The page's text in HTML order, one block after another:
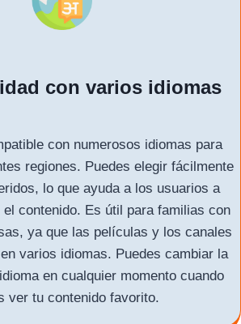
con varios idiomas
con numerosos idiomas para
regiones. Puedes elegir fácilmente
lo que ayuda a los usuarios a
contenido. Es útil para familias con
ya que las películas y los canales
varios idiomas. Puedes cambiar la
en cualquier momento cuando
ver tu contenido favorito.